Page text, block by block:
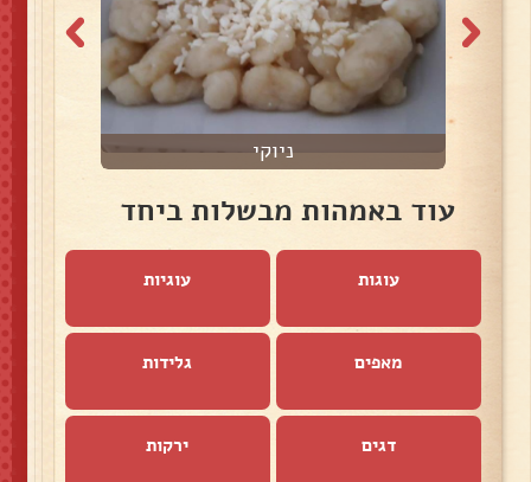
ניוקי
עוד באמהות מבשלות ביחד
עוגות עוגיות
מאפים גלידות
דגים ירקות